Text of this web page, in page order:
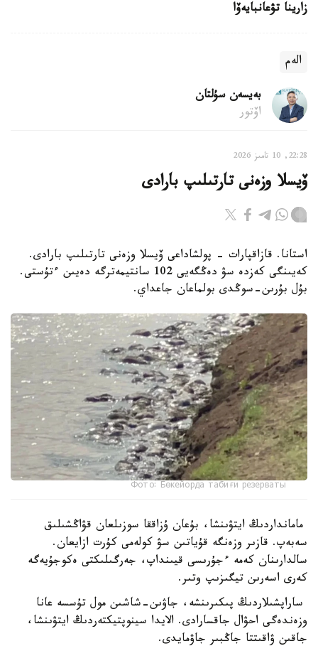
زارينا تۋعانبايەۆا
الەم
بەيسەن سۇلتان
اۆتور
22:28, 10 تامىز 2026
ۆيسلا وزەنى تارتىلىپ بارادى
استانا. قازاقپارات - پولشاداعى ۆيسلا وزەنى تارتىلىپ بارادى.
كەيىنگى كەزدە سۋ دەڭگەيى 102 سانتيمەترگە دەيىن ءتۇستى.
بۇل بۇرىن-سوڭدى بولماعان جاعداي.
Фото: Бөкейорда табиғи резерваты
مامانداردىڭ ايتۋىنشا، بۇعان ۇزاققا سوزىلعان قۋاڭشىلىق
سەبەپ. قازىر وزەنگە قۇياتىن سۋ كولەمى كۇرت ازايعان.
سالدارىنان كەمە ءجۇرىسى قيىنداپ، جەرگىلىكتى ەكوجۇيەگە
كەرى اسەرىن تيگىزىپ وتىر.
ساراپشىلاردىڭ پىكىرىنشە، جاۋىن-شاشىن مول تۇسسە عانا
وزەندەگى احۋال جاقسارادى. الايدا سينوپتيكتەردىڭ ايتۋىنشا،
جاقىن ۋاقىتتا جاڭبىر جاۋمايدى.